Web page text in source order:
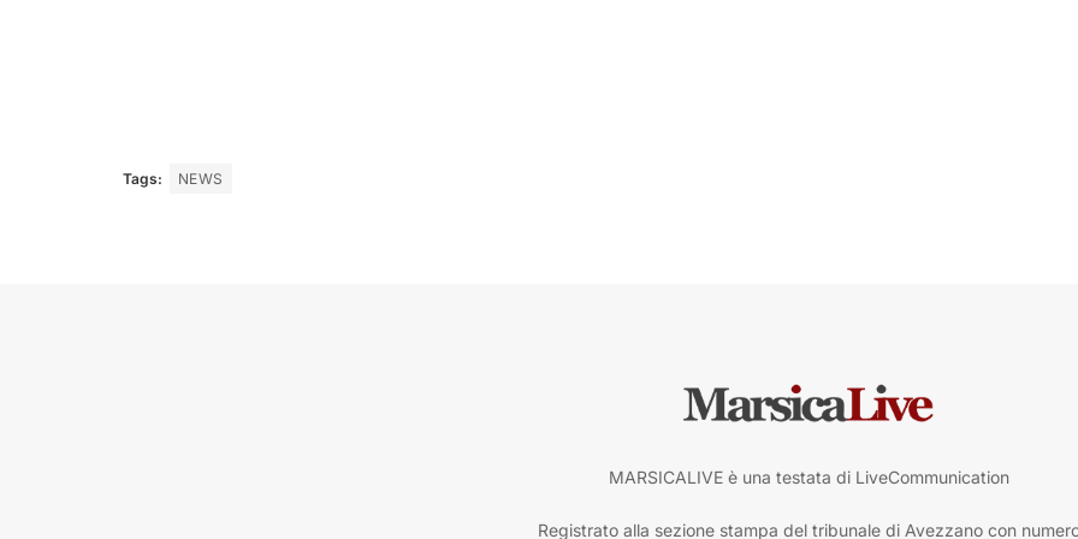
Tags: NEWS
MARSICALIVE è una testata di LiveCommunication
Registrato alla sezione stampa del tribunale di Avezzano con